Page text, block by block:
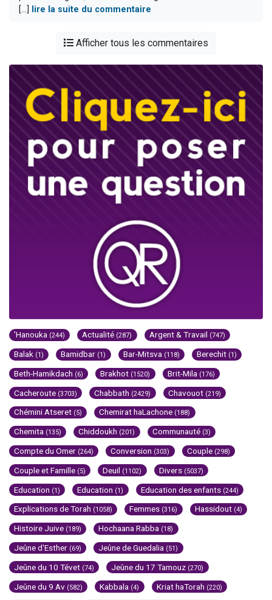
[...]
lire la suite du commentaire
Afficher tous les commentaires
'Hanouka (244) Actualité (287) Argent & Travail (747)
Balak (1) Bamidbar (1) Bar-Mitsva (118) Berechit (1)
Beth-Hamikdach (6) Brakhot (1520) Brit-Mila (176)
Cacheroute (3703) Chabbath (2429) Chavouot (219)
Chémini Atseret (5) Chemirat haLachone (188)
Chemita (135) Chiddoukh (201) Communauté (3)
Compte du Omer (264) Conversion (303) Couple (298)
Couple et Famille (5) Deuil (1102) Divers (5037)
Education (1) Education (1) Education des enfants (244)
Explications de Torah (1058) Femmes (316) Hassidout (4)
Histoire Juive (189) Hochaana Rabba (18)
Jeûne d'Esther (69) Jeûne de Guedalia (51)
Jeûne du 10 Tévet (74) Jeûne du 17 Tamouz (270)
Jeûne du 9 Av (582) Kabbala (4) Kriat haTorah (220)